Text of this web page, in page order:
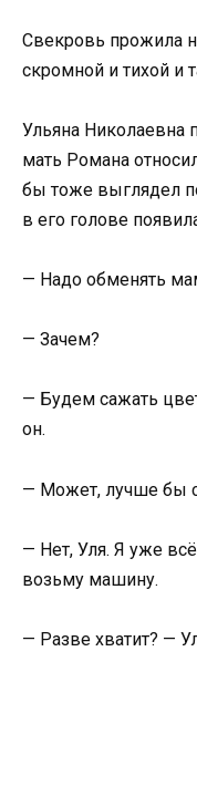
Свекровь прожила
скромной и тихой и
Ульяна Николаевна
мать Романа
бы тоже выглядел
в его голове
— Надо обменять
— Зачем?
— Будем сажать
он.
— Может, лучше бы
— Нет, Уля. Я уже
возьму машину.
— Разве хватит? —